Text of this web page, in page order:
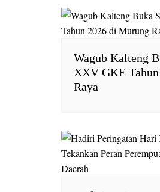
n
d
y
Wagub Kalteng
XXV GKE
Raya